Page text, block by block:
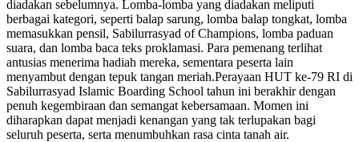
diadakan sebelumnya. Lomba-lomba yang diadakan meliputi
berbagai kategori, seperti balap sarung, lomba balap tongkat, lomba
memasukkan pensil, Sabilurrasyad of Champions, lomba paduan
suara, dan lomba baca teks proklamasi. Para pemenang terlihat
antusias menerima hadiah mereka, sementara peserta lain
menyambut dengan tepuk tangan meriah.Perayaan HUT ke-79 RI di
Sabilurrasyad Islamic Boarding School tahun ini berakhir dengan
penuh kegembiraan dan semangat kebersamaan. Momen ini
diharapkan dapat menjadi kenangan yang tak terlupakan bagi
seluruh peserta, serta menumbuhkan rasa cinta tanah air.